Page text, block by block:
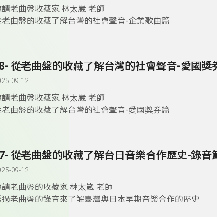
請老曲盤收藏家 林太崴 老師
老曲盤的收藏了解台灣的社會聲音-企業歌曲篇
從老曲盤的收藏了解台灣的社會聲音-愛國獎
09-12
請老曲盤收藏家 林太崴 老師
老曲盤的收藏了解台灣的社會聲音-愛國獎券篇
從老曲盤的收藏了解台日音樂合作歷史-錄音
09-12
請老曲盤的收藏家 林太崴 老師
過老曲盤的錄音來了解臺灣與日本早期音樂合作的歷史